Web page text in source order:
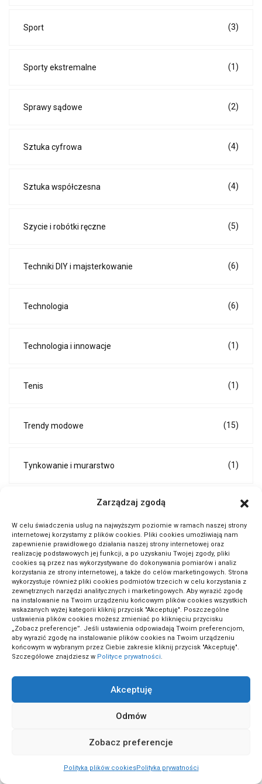
Zarządzaj zgodą
W celu świadczenia usług na najwyższym poziomie w ramach naszej strony
internetowej korzystamy z plików cookies. Pliki cookies umożliwiają nam
zapewnienie prawidłowego działania naszej strony internetowej oraz
realizację podstawowych jej funkcji, a po uzyskaniu Twojej zgody, pliki
cookies są przez nas wykorzystywane do dokonywania pomiarów i analiz
korzystania ze strony internetowej, a także do celów marketingowych. Strona
wykorzystuje również pliki cookies podmiotów trzecich w celu korzystania z
zewnętrznych narzędzi analitycznych i marketingowych. Aby wyrazić zgodę
na instalowanie na Twoim urządzeniu końcowym plików cookies wszystkich
wskazanych wyżej kategorii kliknij przycisk "Akceptuję". Poszczególne
ustawienia plików cookies możesz zmieniać po kliknięciu przycisku
„Zobacz preferencje”. Jeśli ustawienia odpowiadają Twoim preferencjom,
aby wyrazić zgodę na instalowanie plików cookies na Twoim urządzeniu
końcowym w wybranym przez Ciebie zakresie kliknij przycisk "Akceptuję".
Szczegółowe znajdziesz w Polityce prywatności.
Akceptuję
Odmów
Zobacz preferencje
Polityka plików cookiesPolityka prywatności
Sport (3)
Sporty ekstremalne (1)
Sprawy sądowe (2)
Sztuka cyfrowa (4)
Sztuka współczesna (4)
Szycie i robótki ręczne (5)
Techniki DIY i majsterkowanie (6)
Technologia (6)
Technologia i innowacje (1)
Tenis (1)
Trendy modowe (15)
Tynkowanie i murarstwo (1)
Zabawy i gry edukacyjne
Zdrowe odżywianie (2)
Zdrowie dzieci (1)
informacji na przeróżne tematy. Dołącz do naszej społeczności,